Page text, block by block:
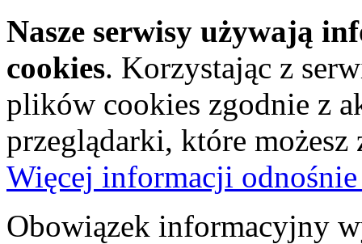
Nasze serwisy używają
cookies. Korzystając z
plików cookies zgodnie z
przeglądarki, które
Więcej informacji
Obowiązek informacyjny